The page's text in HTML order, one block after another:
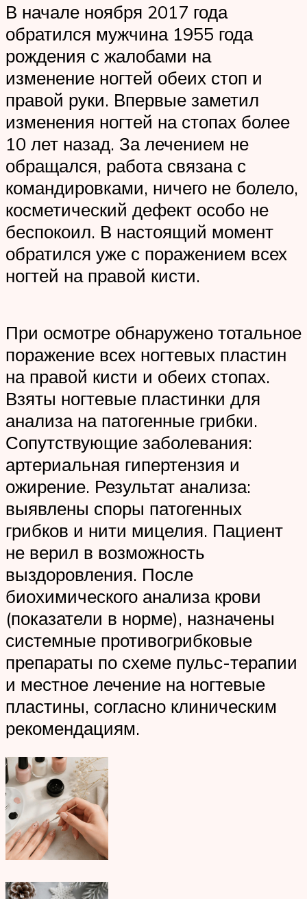
В начале ноября 2017 года
обратился мужчина 1955 года
рождения с жалобами на
изменение ногтей обеих стоп и
правой руки. Впервые заметил
изменения ногтей на стопах более
10 лет назад. За лечением не
обращался, работа связана с
командировками, ничего не болело,
косметический дефект особо не
беспокоил. В настоящий момент
обратился уже с поражением всех
ногтей на правой кисти.
При осмотре обнаружено тотальное
поражение всех ногтевых пластин
на правой кисти и обеих стопах.
Взяты ногтевые пластинки для
анализа на патогенные грибки.
Сопутствующие заболевания:
артериальная гипертензия и
ожирение. Результат анализа:
выявлены споры патогенных
грибков и нити мицелия. Пациент
не верил в возможность
выздоровления. После
биохимического анализа крови
(показатели в норме), назначены
системные противогрибковые
препараты по схеме пульс-терапии
и местное лечение на ногтевые
пластины, согласно клиническим
рекомендациям.